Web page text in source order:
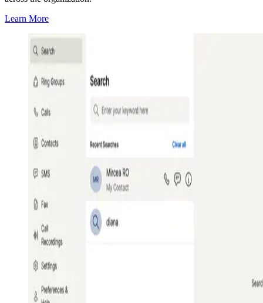
Learn More